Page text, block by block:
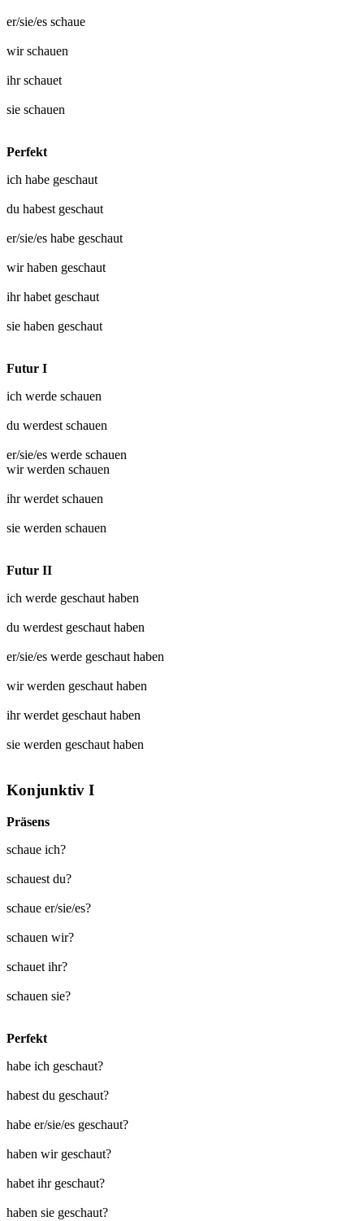
er/sie/es schaue
wirschauen
ihrschauet
sie schauen
Perfekt
ich habe geschaut
du habest geschaut
er/sie/es habe geschaut
wir haben geschaut
ihr habet geschaut
sie haben geschaut
Futur I
ich werde schauen
du werdest schauen
er/sie/es werde schauen
wir werden schauen
ihr werdet schauen
sie werden schauen
Futur II
ich werde geschaut haben
du werdest geschaut haben
er/sie/es werde geschaut haben
wir werden geschaut haben
ihr werdet geschaut haben
sie werden geschaut haben
Konjunktiv I
Präsens
schaue ich?
schauest du?
schaue er/sie/es?
schauen wir?
schauet ihr?
schauen sie?
Perfekt
habe ich geschaut?
habest du geschaut?
habe er/sie/es geschaut?
haben wir geschaut?
habet ihr geschaut?
haben sie geschaut?